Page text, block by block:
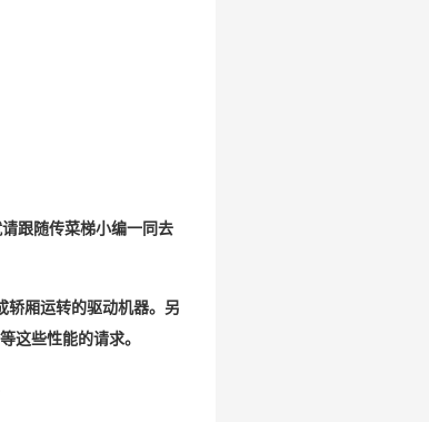
跟随传菜梯小编一同去
轿厢运转的驱动机器。另
这些性能的请求。